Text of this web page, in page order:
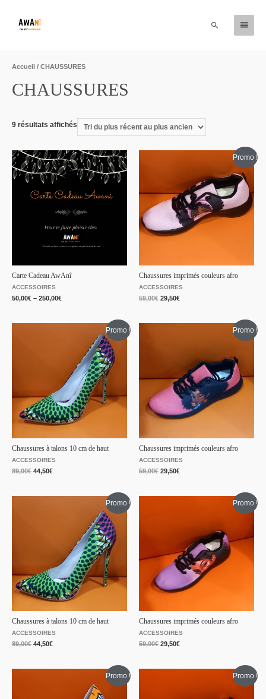
Accueil / CHAUSSURES
CHAUSSURES
9 résultats affichés
Carte Cadeau AwAnî
ACCESSOIRES
50,00€ – 250,00€
Promo !
Chaussures imprimés couleurs afro
ACCESSOIRES
59,00€ 29,50€
Promo !
Chaussures à talons 10 cm de haut
ACCESSOIRES
89,00€ 44,50€
Promo !
Chaussures imprimés couleurs afro
ACCESSOIRES
59,00€ 29,50€
Promo !
Chaussures à talons 10 cm de haut
ACCESSOIRES
89,00€ 44,50€
Promo !
Chaussures imprimés couleurs afro
ACCESSOIRES
59,00€ 29,50€
Promo ! Promo !